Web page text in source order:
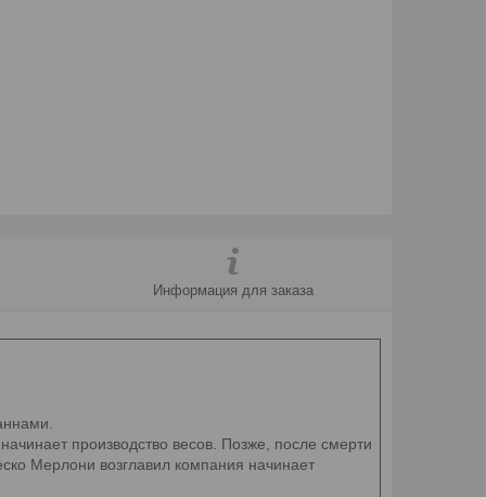
Информация для заказа
производство весов. Позже, после смерти
Мерлони возглавил компания начинает